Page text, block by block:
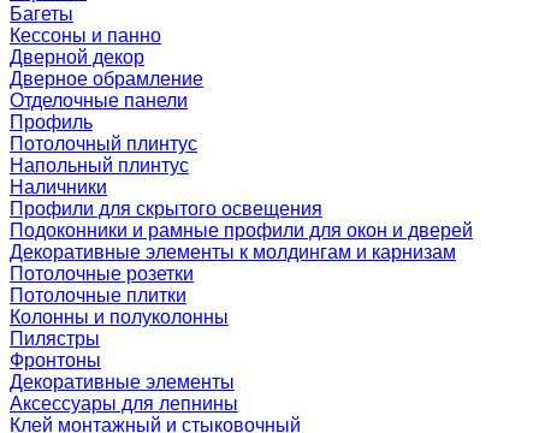
Багеты
Кессоны и панно
Дверной декор
Дверное обрамление
Отделочные панели
Профиль
Потолочный плинтус
Напольный плинтус
Наличники
Профили для скрытого освещения
Подоконники и рамные профили для окон и дверей
Декоративные элементы к молдингам и карнизам
Потолочные розетки
Потолочные плитки
Колонны и полуколонны
Пилястры
Фронтоны
Декоративные элементы
Аксессуары для лепнины
Клей монтажный и стыковочный